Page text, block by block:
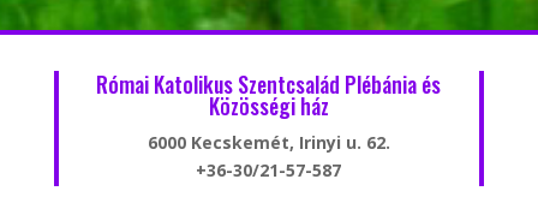
Római Katolikus Szentcsalád Plébánia és
Közösségi ház
6000 Kecskemét, Irinyi u. 62.
+36-30/21-57-587